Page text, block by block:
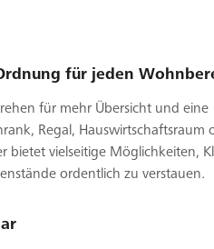
für jeden
für mehr Übersicht und eine
Regal, Hauswirtschaftsraum
bietet vielseitige Möglichkeiten,
ordentlich zu verstauen.